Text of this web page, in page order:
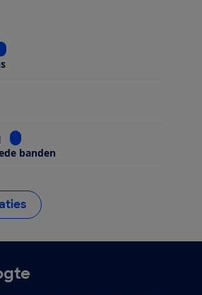
informatie voor Motor, merk & type
voor Versnellingen
Bekijk informatie voor Opvallende
banden